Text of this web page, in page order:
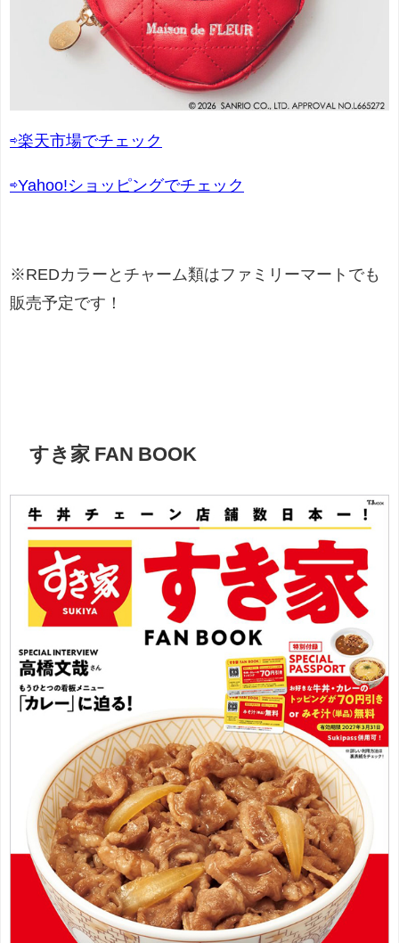
⇨楽天市場でチェック
⇨Yahoo!ショッピングでチェック
※REDカラーとチャーム類はファミリーマートでも
販売予定です！
すき家 FAN BOOK